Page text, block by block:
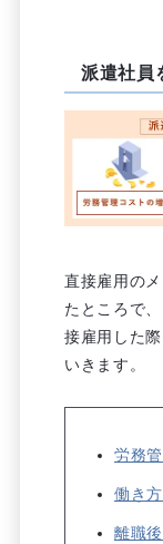
派遣社員
直接雇用の
たところで
接雇用した
いきます。
労務
働き
離職